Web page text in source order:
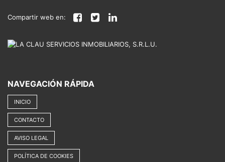
Compartir web en:
NAVEGACIÓN RÁPIDA
INICIO
CONTACTO
AVISO LEGAL
POLÍTICA DE COOKIES